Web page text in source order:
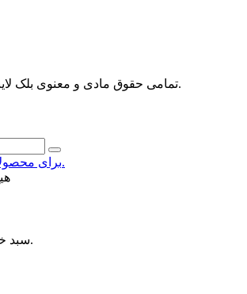
تمامی حقوق مادی و معنوی بلک لایت محفوظ می باشد.
برای محصولات بیشتر کلیک کنید.
سبد خرید شما خالی است.